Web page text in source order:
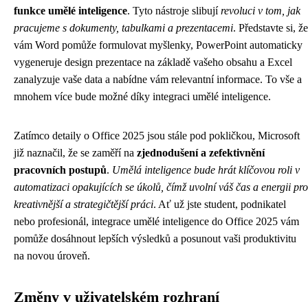
funkce umělé inteligence. Tyto nástroje slibujírevoluci v tom, jak
pracujeme s dokumenty, tabulkami a prezentacemi. Představte si, že
vám Word pomůže formulovat myšlenky, PowerPoint automaticky
vygeneruje design prezentace na základě vašeho obsahu a Excel
zanalyzuje vaše data a nabídne vám relevantní informace. To vše a
mnohem více bude možné díky integraci umělé inteligence.
Zatímco detaily o Office 2025 jsou stále pod pokličkou, Microsoft
již naznačil, že se zaměří na zjednodušení a zefektivnění
pracovních postupů. Umělá inteligence bude hrát klíčovou roli v
automatizaci opakujících se úkolů, čímž uvolní váš čas a energii pro
kreativnější a strategičtější práci. Ať už jste student, podnikatel
nebo profesionál, integrace umělé inteligence do Office 2025 vám
pomůže dosáhnout lepších výsledků a posunout vaši produktivitu
na novou úroveň.
Změny v uživatelském rozhraní